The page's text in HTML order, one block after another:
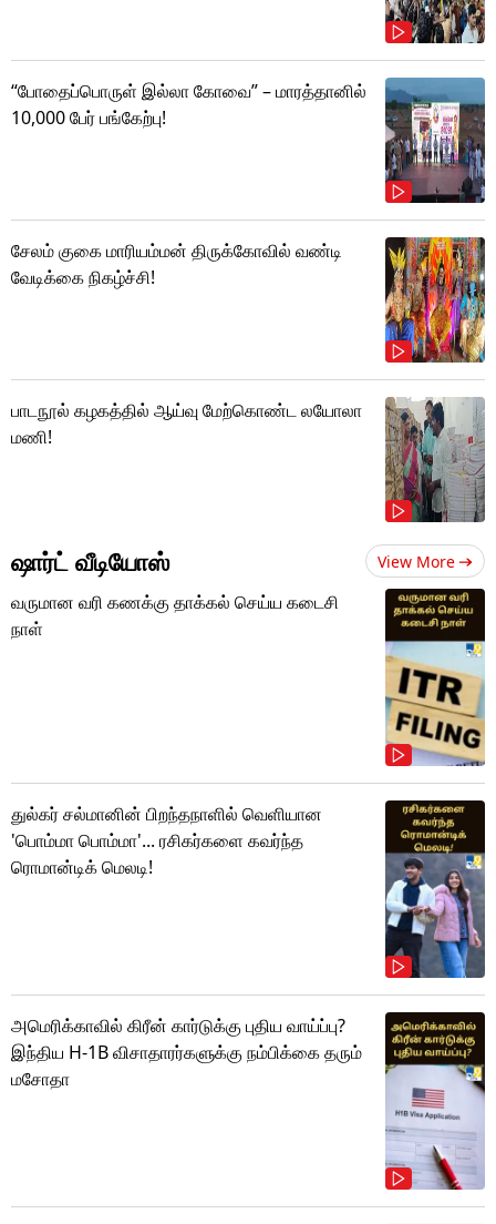
“போதைப்பொருள் இல்லா கோவை” – மாரத்தானில்
10,000 பேர் பங்கேற்பு!
சேலம் குகை மாரியம்மன் திருக்கோவில் வண்டி
வேடிக்கை நிகழ்ச்சி!
பாடநூல் கழகத்தில் ஆய்வு மேற்கொண்ட லயோலா
மணி!
ஷார்ட் வீடியோஸ் View More
வருமான வரி கணக்கு தாக்கல் செய்ய கடைசி
நாள்
துல்கர் சல்மானின் பிறந்தநாளில் வெளியான
'பொம்மா பொம்மா'... ரசிகர்களை கவர்ந்த
ரொமான்டிக் மெலடி!
அமெரிக்காவில் கிரீன் கார்டுக்கு புதிய வாய்ப்பு?
இந்திய H-1B விசாதாரர்களுக்கு நம்பிக்கை தரும்
மசோதா